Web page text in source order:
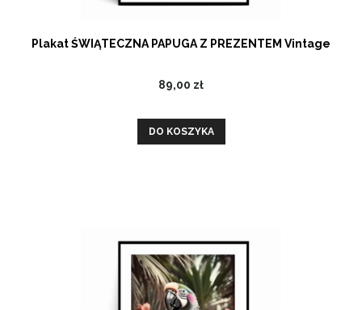
Plakat ŚWIĄTECZNA PAPUGA Z PREZENTEM Vintage
89,00 zł
DO KOSZYKA